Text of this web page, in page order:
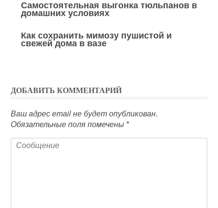
Самостоятельная выгонка тюльпанов в
домашних условиях
Как сохранить мимозу пушистой и
свежей дома в вазе
ДОБАВИТЬ КОММЕНТАРИЙ
Ваш адрес email не будет опубликован.
Обязательные поля помечены *